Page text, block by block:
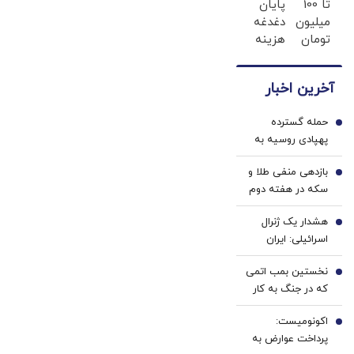
ضامن
با یک
چک ؛
ساله |
کم
احراز
هویت
تا 100
میلیون
تومان
خرید
💰
(بدون
ضامن)
پایان
دغدغه
هزینه
پزشکی
سفید
کننده
خانگی
آخرین اخبار
حمله گسترده
پهپادی روسیه به
اوکراین
1
بازدهی منفی طلا و
سکه در هفته دوم
مرداد 1405 | پیش
بینی قیمت طلا با
دو اهرم دلار و تنگه
هرمز | شرط
بازگشت خریداران
به بازار
2
هشدار یک ژنرال
اسرائیلی: ایران
می‌تواند ما را کاملاً
نابود کند
3
نخستین بمب اتمی
که در جنگ به کار
گرفته شد/ وقتی
شهر در دیگ قیر
می‌جوشید/ حالا
4
اکونومیست:
پرداخت عوارض به
5